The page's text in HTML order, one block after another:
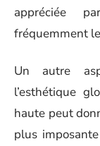
appréciée
fréquemment
Un autre
l’esthétique
haute peut
plus